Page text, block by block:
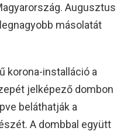
Augusztus
másolatát
korona-installáció a
jelképező dombon
beláthatják a
A dombbal együtt